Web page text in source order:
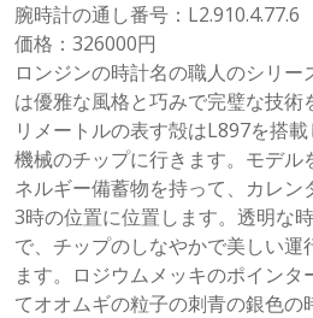
腕時計の通し番号：L2.910.4.77.6
価格：326000円
ロンジンの時計名の職人のシリ
は優雅な風格と巧みで完璧な技術
リメートルの表す殻はL897を搭
機械のチップに行きます。モデル
ネルギー備蓄物を持って、カレン
3時の位置に位置します。透明な
で、チップのしなやかで美しい
ます。ロジウムメッキのポイン
てオオムギの粒子の刺青の銀色の